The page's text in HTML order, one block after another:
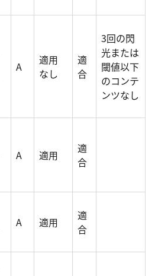
A
適用
なし
適
合
3回の閃
光または
閾値以下
のコンテ
ンツなし
A 適用
適
合
A 適用
適
合